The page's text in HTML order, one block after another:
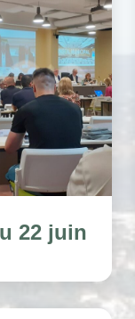
22 juin